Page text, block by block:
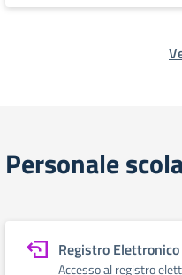
Personale
Registro
Accesso al registro